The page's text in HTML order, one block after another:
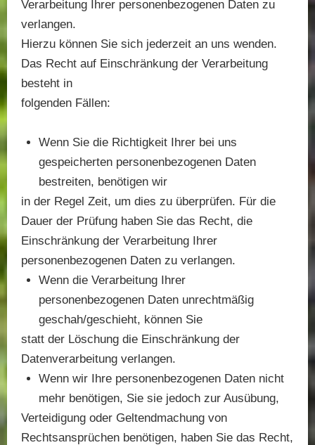
Verarbeitung Ihrer personenbezogenen Daten zu
verlangen.
Hierzu können Sie sich jederzeit an uns wenden.
Das Recht auf Einschränkung der Verarbeitung
besteht in
folgenden Fällen:
Wenn Sie die Richtigkeit Ihrer bei uns
gespeicherten personenbezogenen Daten
bestreiten, benötigen wir
in der Regel Zeit, um dies zu überprüfen. Für die
Dauer der Prüfung haben Sie das Recht, die
Einschränkung der Verarbeitung Ihrer
personenbezogenen Daten zu verlangen.
Wenn die Verarbeitung Ihrer
personenbezogenen Daten unrechtmäßig
geschah/geschieht, können Sie
statt der Löschung die Einschränkung der
Datenverarbeitung verlangen.
Wenn wir Ihre personenbezogenen Daten nicht
mehr benötigen, Sie sie jedoch zur Ausübung,
Verteidigung oder Geltendmachung von
Rechtsansprüchen benötigen, haben Sie das Recht,